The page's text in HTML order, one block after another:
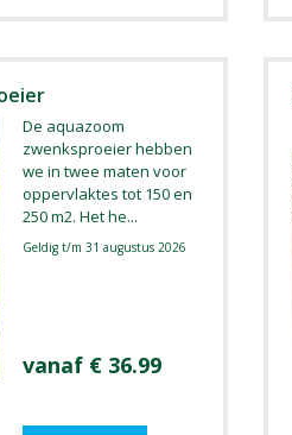
De aquazoom
zwenksproeier hebben
we in twee maten voor
oppervlaktes tot 150 en
250 m2. Het he...
Geldig t/m 31 augustus 2026
vanaf € 36.99